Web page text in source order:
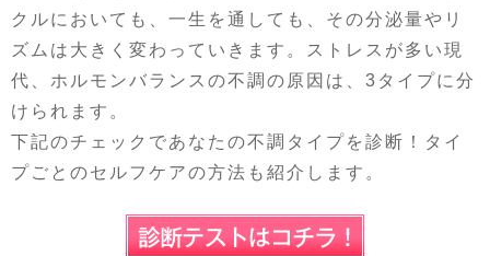
クルにおいても、一生を通しても、その分泌量やリ
ズムは大きく変わっていきます。ストレスが多い現
代、ホルモンバランスの不調の原因は、3タイプに分
けられます。
下記のチェックであなたの不調タイプを診断！タイ
プごとのセルフケアの方法も紹介します。